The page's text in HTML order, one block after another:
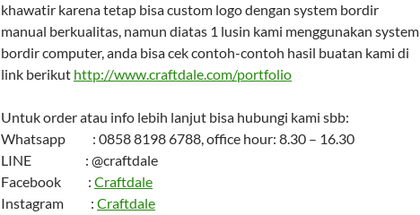
khawatir karena tetap bisa custom logo dengan system bordir
manual berkualitas, namun diatas 1 lusin kami menggunakan system
bordir computer, anda bisa cek contoh-contoh hasil buatan kami di
link berikut http://www.craftdale.com/portfolio
Untuk order atau info lebih lanjut bisa hubungi kami sbb:
Whatsapp : 0858 8198 6788, office hour: 8.30 – 16.30
LINE : @craftdale
Facebook : Craftdale
Instagram : Craftdale